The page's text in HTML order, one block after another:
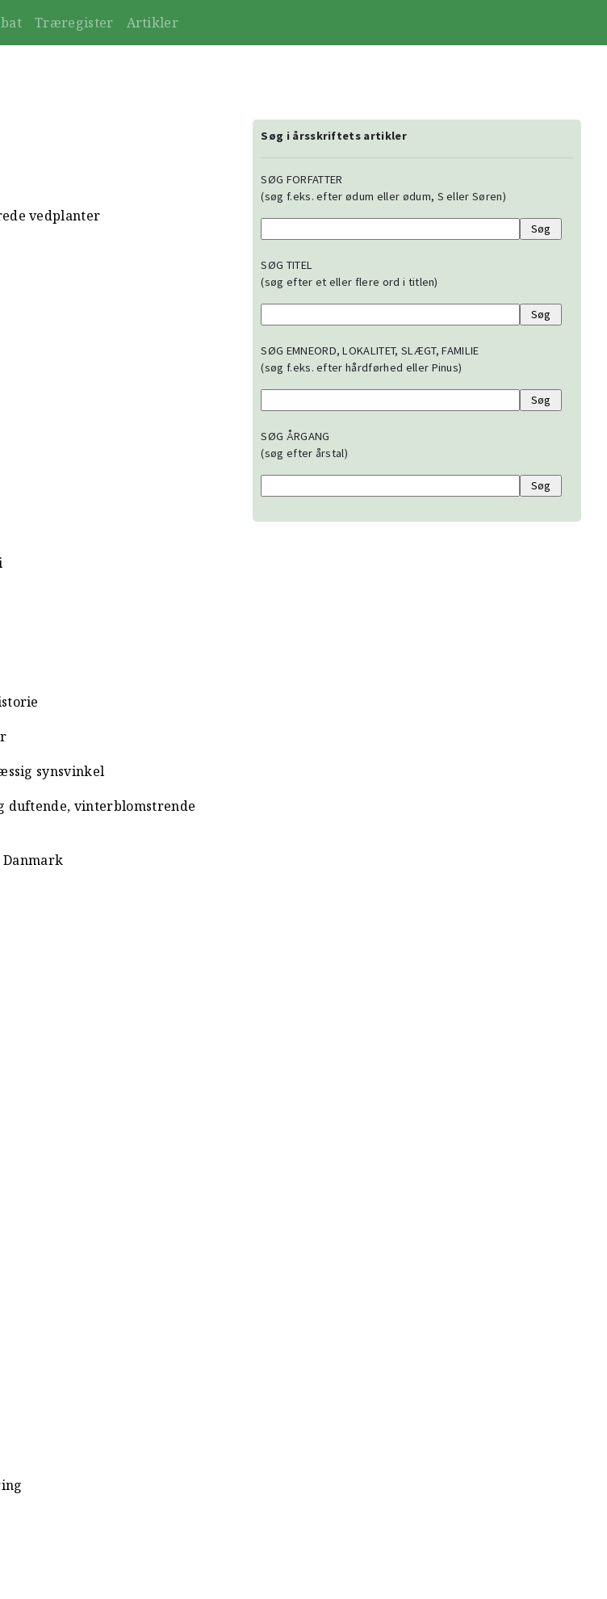
Træregister Artikler
vedplanter
synsvinkel
duftende, vinterblomstrende
Søg i årsskriftets artikler
SØG FORFATTER
(søg f.eks. efter ødum eller ødum, S eller Søren)
SØG TITEL
(søg efter et eller flere ord i titlen)
SØG EMNEORD, LOKALITET, SLÆGT, FAMILIE
(søg f.eks. efter hårdførhed eller Pinus)
SØG ÅRGANG
(søg efter årstal)